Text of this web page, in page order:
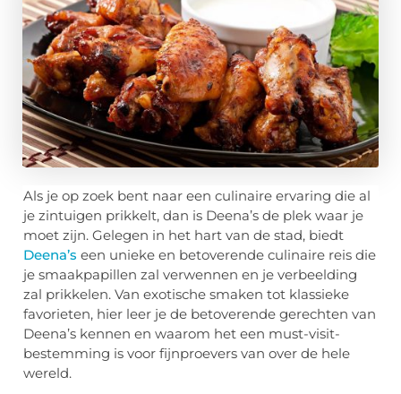
Als je op zoek bent naar een culinaire ervaring die al
je zintuigen prikkelt, dan is Deena’s de plek waar je
moet zijn. Gelegen in het hart van de stad, biedt
Deena’s een unieke en betoverende culinaire reis die
je smaakpapillen zal verwennen en je verbeelding
zal prikkelen. Van exotische smaken tot klassieke
favorieten, hier leer je de betoverende gerechten van
Deena’s kennen en waarom het een must-visit-
bestemming is voor fijnproevers van over de hele
wereld.